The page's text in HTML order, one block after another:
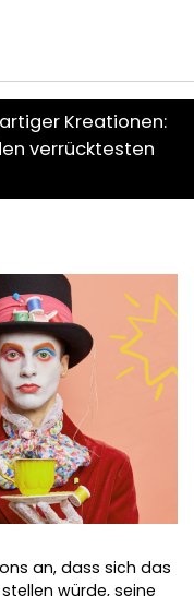
Kreationen:
verrücktesten
an, dass sich das
würde, seine